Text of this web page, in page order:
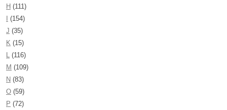
H (111)
(154)
J (35)
K (15)
L (116)
M (109)
N (83)
O (59)
P (72)